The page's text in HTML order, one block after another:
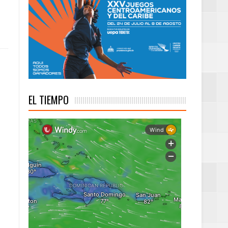
desarrollo del país.
cuantos
EL TIEMPO